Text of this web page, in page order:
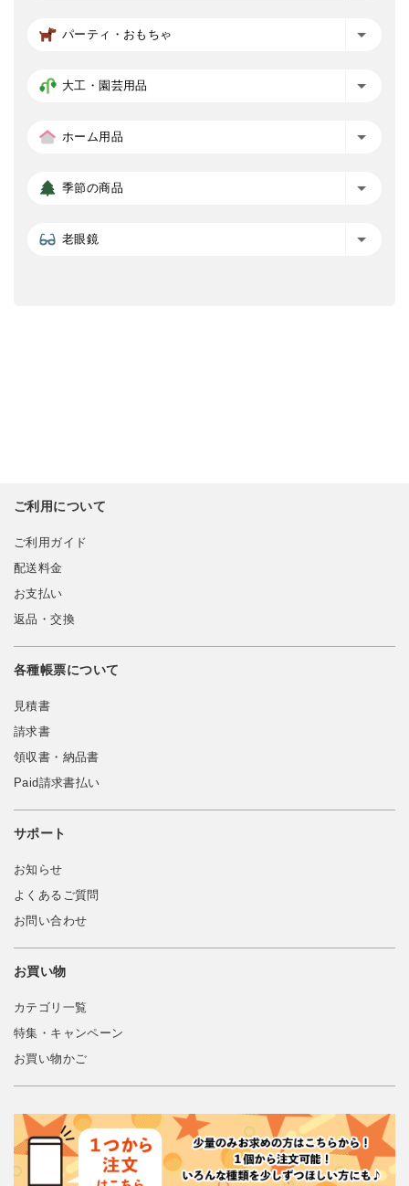
パーティ・おもちゃ
大工・園芸用品
ホーム用品
季節の商品
老眼鏡
ご利用について
ご利用ガイド
配送料金
お支払い
返品・交換
各種帳票について
見積書
請求書
領収書・納品書
Paid請求書払い
サポート
お知らせ
よくあるご質問
お問い合わせ
お買い物
カテゴリ一覧
特集・キャンペーン
お買い物かご